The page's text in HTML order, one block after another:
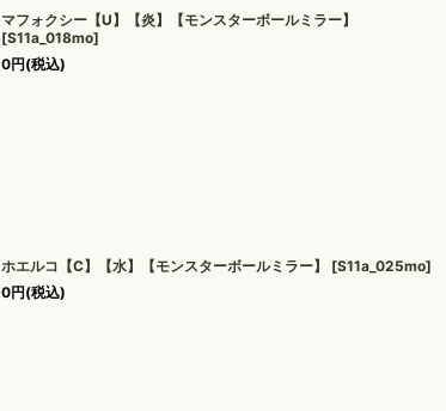
マフォクシー【U】【炎】【モンスターボールミラー】
[S11a_018mo]
0円(税込)
ホエルコ【C】【水】【モンスターボールミラー】 [S11a_025mo]
0円(税込)